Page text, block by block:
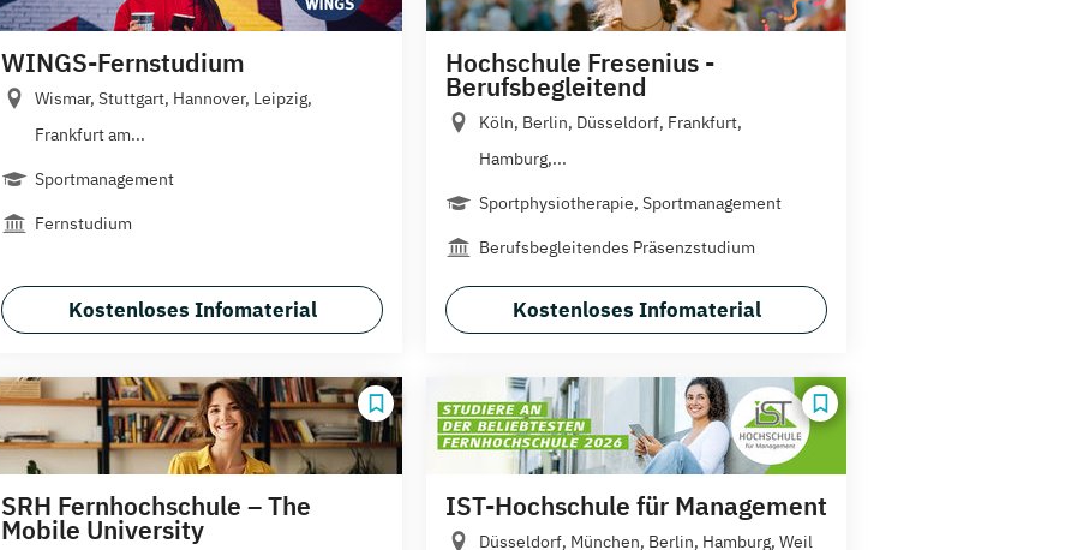
WINGS-Fernstudium
Wismar, Stuttgart, Hannover, Leipzig,
Frankfurt am...
Sportmanagement
Fernstudium
Kostenloses Infomaterial
Hochschule Fresenius -
Berufsbegleitend
Köln, Berlin, Düsseldorf, Frankfurt,
Hamburg,...
Sportphysiotherapie, Sportmanagement
Berufsbegleitendes Präsenzstudium
Kostenloses Infomaterial
SRH Fernhochschule – The
Mobile University
IST-Hochschule für Management
Düsseldorf, München, Berlin, Hamburg, Weil